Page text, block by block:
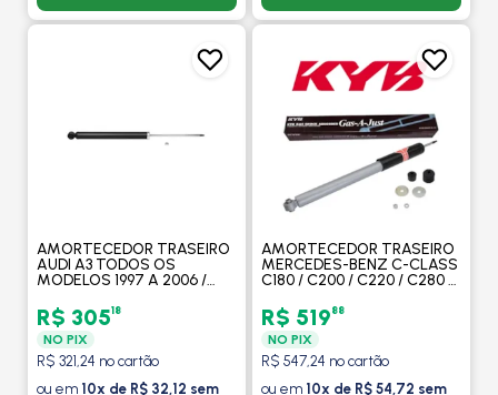
AMORTECEDOR TRASEIRO
AUDI A3 TODOS OS
MODELOS 1997 A 2006 /
TODOS OS MODELOS 1998
A 2011 - KAYABA
R$ 30518
NO PIX
R$ 321,24 no cartão
ou em 10x de R$ 32,12 sem
AMORTECEDOR TRASEIRO
MERCEDES-BENZ C-CLASS
C180 / C200 / C220 / C280 /
C250 D / 1994 A 2000 -
KAYABA
R$ 51988
NO PIX
R$ 547,24 no cartão
ou em 10x de R$ 54,72 sem